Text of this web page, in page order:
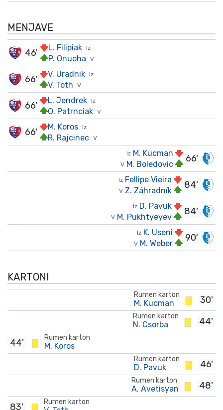
MENJAVE
Iz
L. Filipiak
V
P. Onuoha
46'
Iz
V. Uradnik
V
V. Toth
66'
Iz
L. Jendrek
V
O. Patrnciak
66'
Iz
M. Koros
V
R. Rajcinec
66'
66'
Iz M. Kucman
V M. Boledovic
84'
Iz Fellipe Vieira
V Z. Záhradník
84'
Iz D. Pavuk
V M. Pukhtyeyev
90'
Iz K. Useni
V M. Weber
KARTONI
30'
Rumen karton
M. Kucman
44'
Rumen karton
N. Csorba
Rumen karton
M. Koros
44'
46'
Rumen karton
D. Pavuk
48'
Rumen karton
A. Avetisyan
Rumen karton
83'